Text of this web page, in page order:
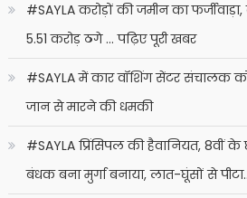
#SAYLA करोड़ों की जमीन का
5.51 करोड़ ठगे … पढ़िए पूरी खबर
#SAYLA में कार वॉशिंग सेंटर संचालक
जान से मारने की धमकी
#SAYLA प्रिंसिपल की हैवानियत, 8वीं
बंधक बना मुर्गा बनाया, लात-घूंसों से